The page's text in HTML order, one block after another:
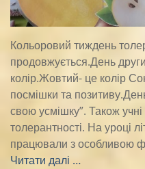
Кольоровий тиждень
продовжується.День
колір.Жовтий- це колір
посмішки та
свою усмішку”. Також
толерантності. На уроці
працювали з особливою
Читати далі …